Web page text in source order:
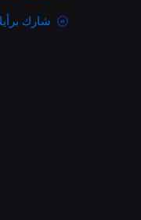
شارك